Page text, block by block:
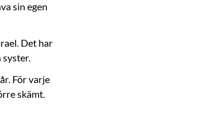
sin egen
Det har
syster.
För varje
skämt.